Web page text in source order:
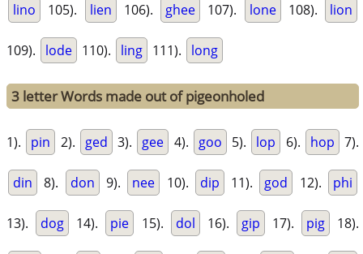
lino 105). lien 106). ghee 107). lone 108). lion
109). lode 110). ling 111). long
3 letter Words made out of pigeonholed
1). pin 2). ged 3). gee 4). goo 5). lop 6). hop 7).
din 8). don 9). nee 10). dip 11). god 12). phi
13). dog 14). pie 15). dol 16). gip 17). pig 18).